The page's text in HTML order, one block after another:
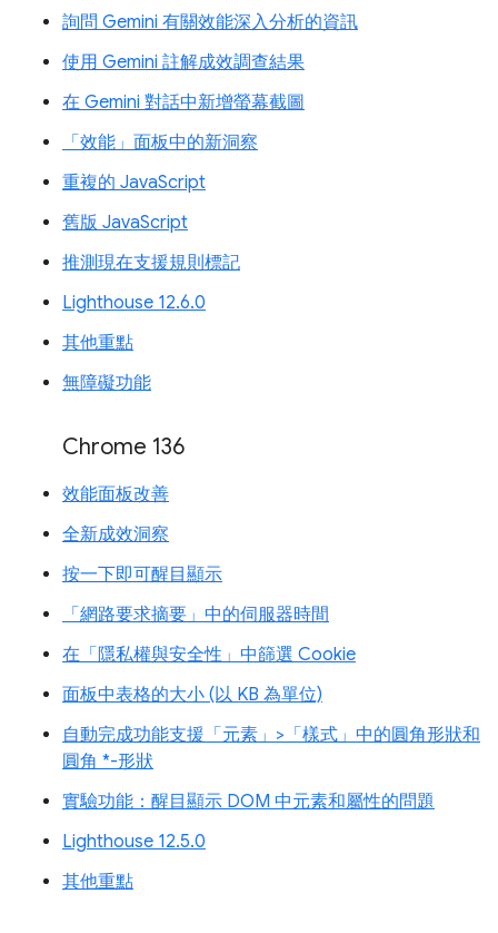
詢問 Gemini 有關效能深入分析的資訊
使用 Gemini 註解成效調查結果
在 Gemini 對話中新增螢幕截圖
「效能」面板中的新洞察
重複的 JavaScript
舊版 JavaScript
推測現在支援規則標記
Lighthouse 12.6.0
其他重點
無障礙功能
Chrome 136
效能面板改善
全新成效洞察
按一下即可醒目顯示
「網路要求摘要」中的伺服器時間
在「隱私權與安全性」中篩選 Cookie
面板中表格的大小 (以 KB 為單位)
自動完成功能支援「元素」>「樣式」中的圓角形狀和
圓角 *-形狀
實驗功能：醒目顯示 DOM 中元素和屬性的問題
Lighthouse 12.5.0
其他重點